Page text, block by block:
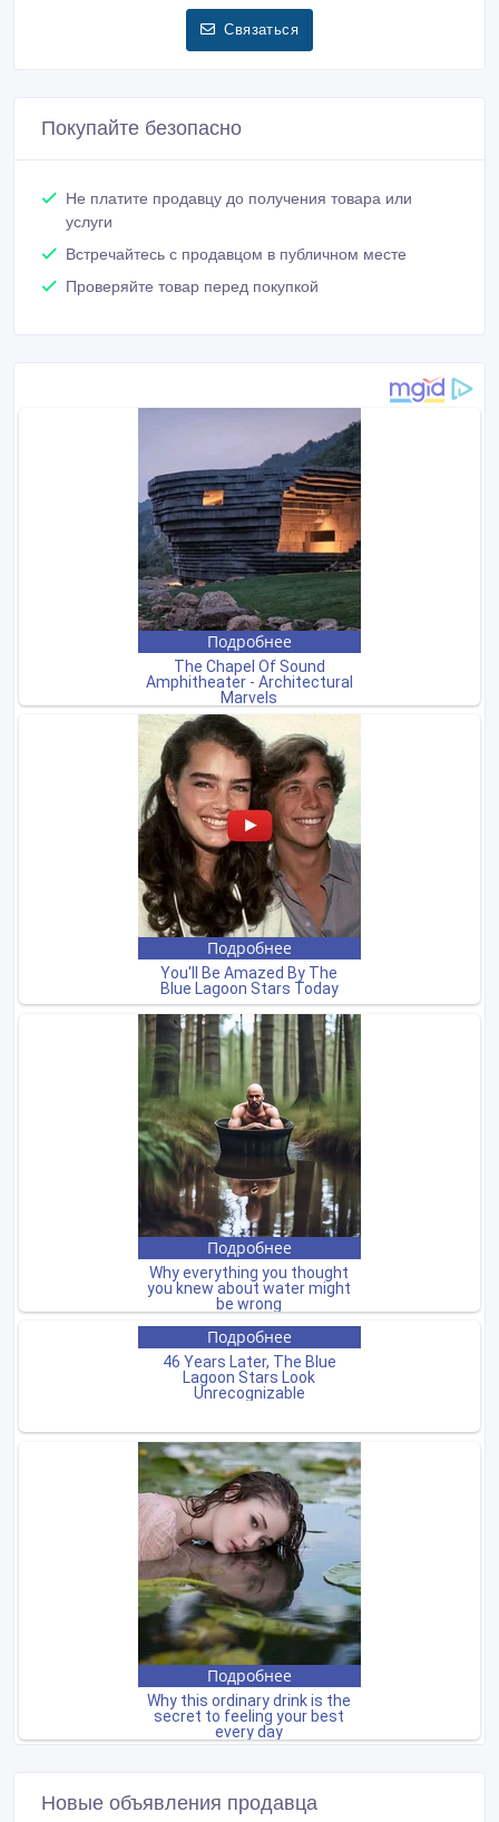
Связаться
Покупайте безопасно
Не платите продавцу до получения товара или
услуги
Встречайтесь с продавцом в публичном месте
Проверяйте товар перед покупкой
Новые объявления продавца